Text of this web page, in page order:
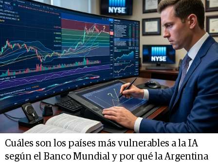
Cuáles son los países más vulnerables a la IA
según el Banco Mundial y por qué la Argentina